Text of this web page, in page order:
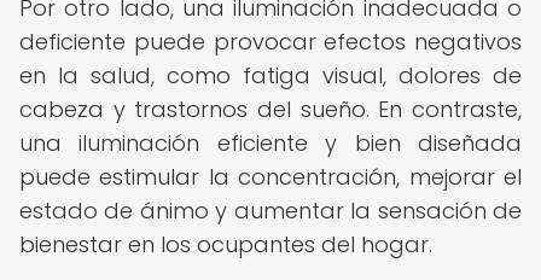
Por otro lado, una iluminación inadecuada o
deficiente puede provocar efectos negativos
en la salud, como fatiga visual, dolores de
cabeza y trastornos del sueño. En contraste,
una iluminación eficiente y bien diseñada
puede estimular la concentración, mejorar el
estado de ánimo y aumentar la sensación de
bienestar en los ocupantes del hogar.